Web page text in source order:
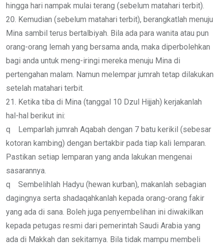
hingga hari nampak mulai terang (sebelum matahari terbit).
20. Kemudian (sebelum matahari terbit), berangkatlah menuju
Mina sambil terus bertalbiyah. Bila ada para wanita atau pun
orang-orang lemah yang bersama anda, maka diperbolehkan
bagi anda untuk meng-iringi mereka menuju Mina di
pertengahan malam. Namun melempar jumrah tetap dilakukan
setelah matahari terbit.
21. Ketika tiba di Mina (tanggal 10 Dzul Hijjah) kerjakanlah
hal-hal berikut ini:
q Lemparlah jumrah Aqabah dengan 7 batu kerikil (sebesar
kotoran kambing) dengan bertakbir pada tiap kali lemparan.
Pastikan setiap lemparan yang anda lakukan mengenai
sasarannya.
q Sembelihlah Hadyu (hewan kurban), makanlah sebagian
dagingnya serta shadaqahkanlah kepada orang-orang fakir
yang ada di sana. Boleh juga penyembelihan ini diwakilkan
kepada petugas resmi dari pemerintah Saudi Arabia yang
ada di Makkah dan sekitarnya. Bila tidak mampu membeli